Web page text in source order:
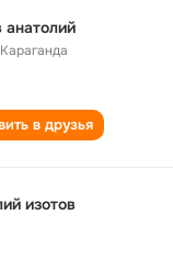
анатолий
Караганда
в друзья
изотов